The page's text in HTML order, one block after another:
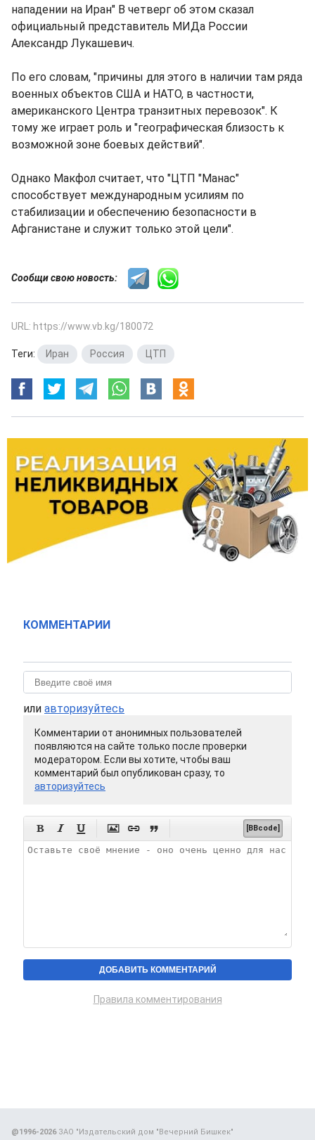
нападении на Иран" В четверг об этом сказал
официальный представитель МИДа России
Александр Лукашевич.
По его словам, "причины для этого в наличии там ряда
военных объектов США и НАТО, в частности,
американского Центра транзитных перевозок". К
тому же играет роль и "географическая близость к
возможной зоне боевых действий".
Однако Макфол считает, что "ЦТП "Манас"
способствует международным усилиям по
стабилизации и обеспечению безопасности в
Афганистане и служит только этой цели".
Сообщи свою новость:
URL: https://www.vb.kg/180072
Теги: Иран Россия ЦТП
КОММЕНТАРИИ
или авторизуйтесь
Комментарии от анонимных пользователей
появляются на сайте только после проверки
модератором. Если вы хотите, чтобы ваш
комментарий был опубликован сразу, то
авторизуйтесь
      [BBcode]
Правила комментирования
@1996-2026ЗАО "Издательский дом "Вечерний Бишкек"